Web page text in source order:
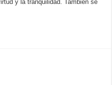
y la tranquilidad. También se